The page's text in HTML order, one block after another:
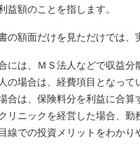
額のことを指します。
の額面だけを見ただけでは、
には、ＭＳ法人などで収益
の場合は、経費項目となっ
は、保険料分を利益に合算
リニックを経営した場合、
での投資メリットをわかり